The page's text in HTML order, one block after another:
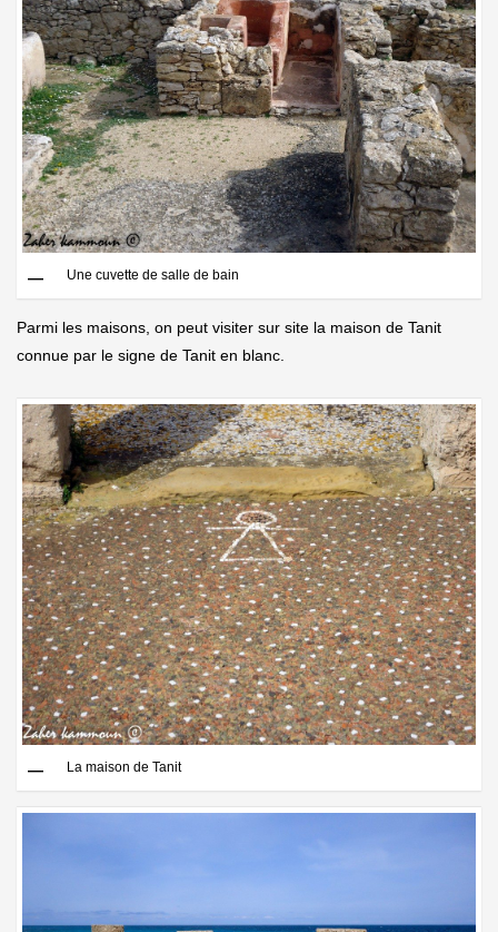
Une cuvette de salle de bain
Parmi les maisons, on peut visiter sur site la maison de Tanit
connue par le signe de Tanit en blanc.
La maison de Tanit